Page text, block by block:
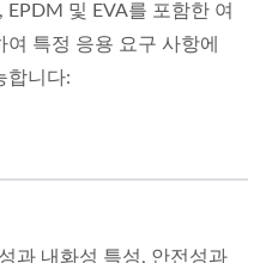
EPDM 및 EVA를 포함한 여
특정 응용 요구 사항에
합니다:
과 내화성 특성, 안전성과